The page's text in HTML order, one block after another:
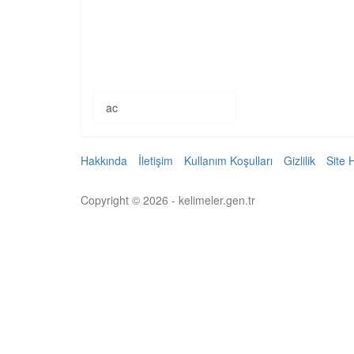
ac
Hakkında İletişim Kullanım Koşulları Gizlilik Site
Copyright © 2026 - kelimeler.gen.tr